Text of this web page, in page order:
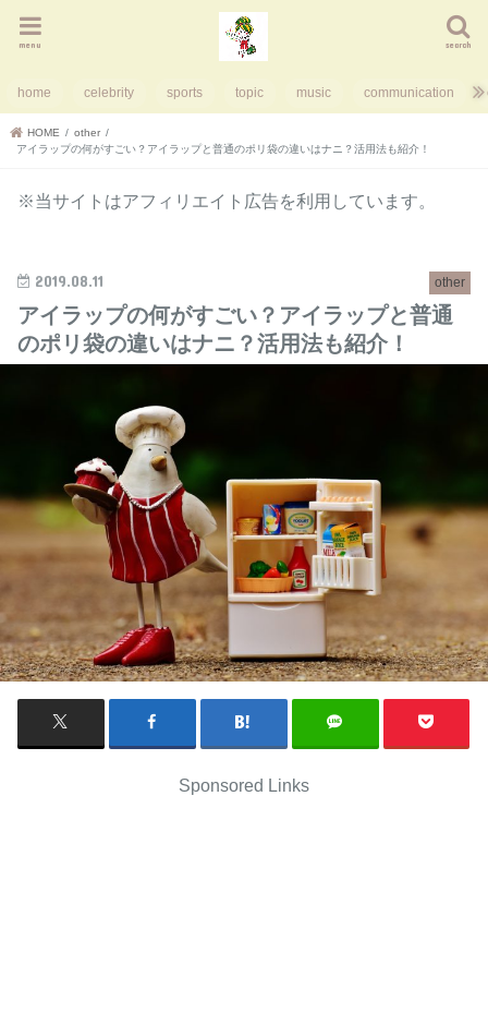
search
menu
home celebrity sports topic music communication
HOME
other
アイラップの何がすごい？アイラップと普通のポリ袋の違いはナニ？活用法も紹介！
※当サイトはアフィリエイト広告を利用しています。
other
2019.08.11
アイラップの何がすごい？アイラップと普通
のポリ袋の違いはナニ？活用法も紹介！
Sponsored Links